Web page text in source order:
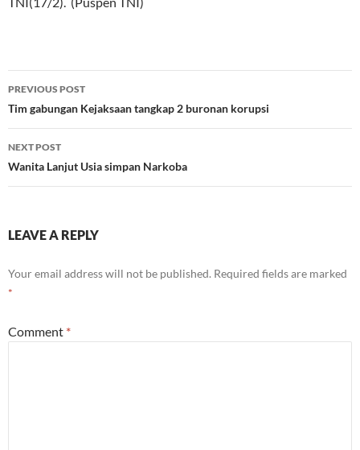
Post
navigation
PREVIOUS POST
Tim gabungan Kejaksaan tangkap 2 buronan korupsi
NEXT POST
Wanita Lanjut Usia simpan Narkoba
LEAVE A REPLY
Your email address will not be published. Required fields are marked
*
Comment *